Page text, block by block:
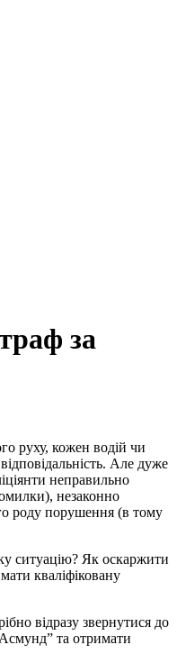
за
руху, кожен водій чи
Але дуже
неправильно
незаконно
роду порушення (в тому
ситуацію? Як оскаржити
кваліфіковану
відразу звернутися до
та отримати